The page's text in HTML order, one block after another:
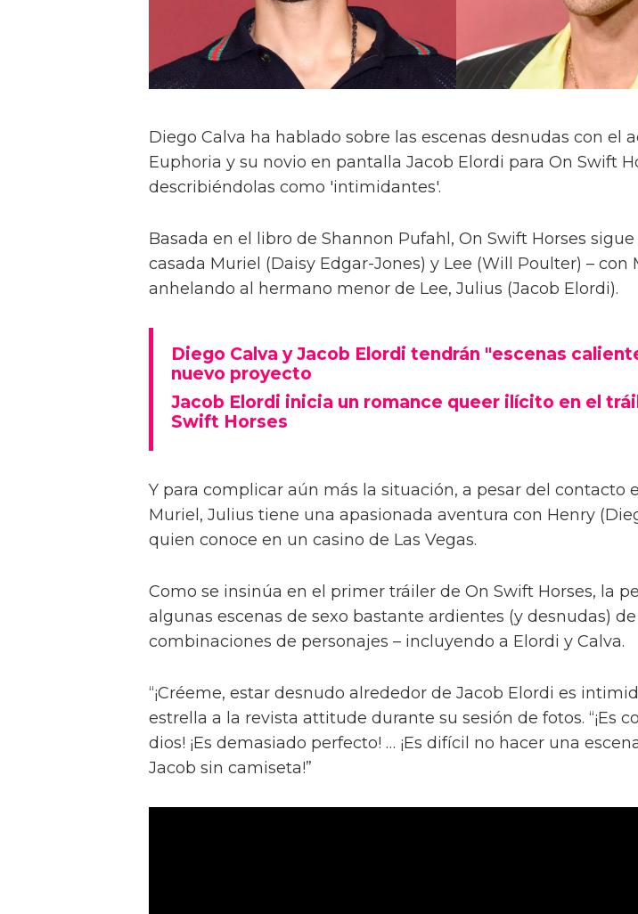
Diego Calva ha hablado sobre las escenas desnudas con el
Euphoria y su novio en pantalla Jacob Elordi para On Swift
describiéndolas como 'intimidantes'.
Basada en el libro de Shannon Pufahl, On Swift Horses
casada Muriel (Daisy Edgar-Jones) y Lee (Will Poulter) – con
anhelando al hermano menor de Lee, Julius (Jacob Elordi).
Diego Calva y Jacob Elordi tendrán "escenas
nuevo proyecto
Jacob Elordi inicia un romance queer ilícito en el
Swift Horses
Y para complicar aún más la situación, a pesar del contacto
Muriel, Julius tiene una apasionada aventura con Henry
quien conoce en un casino de Las Vegas.
Como se insinúa en el primer tráiler de On Swift Horses, la
algunas escenas de sexo bastante ardientes (y desnudas)
combinaciones de personajes – incluyendo a Elordi y Calva.
“¡Créeme, estar desnudo alrededor de Jacob Elordi es
estrella a la revista attitude durante su sesión de fotos. “¡Es
dios! ¡Es demasiado perfecto! … ¡Es difícil no hacer una
Jacob sin camiseta!”